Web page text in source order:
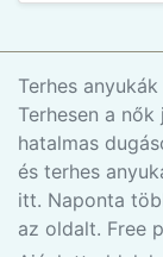
Terhes
Terhesen a
hatalmas
és terhes
itt. Naponta
az oldalt. Free